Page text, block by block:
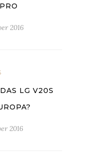
2016
LG V20S
2016